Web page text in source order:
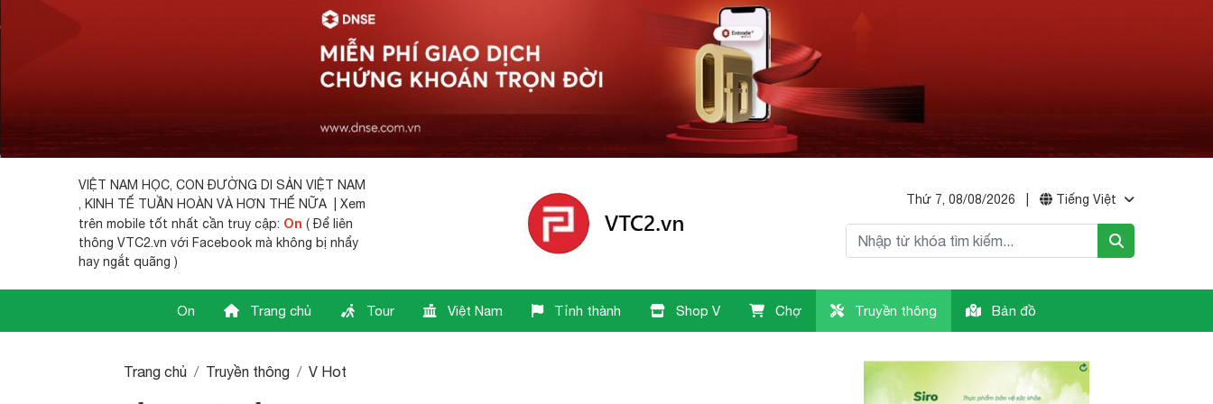
VIỆT NAM HỌC, CON ĐƯỜNG DI SẢN VIỆT NAM
, KINH TẾ TUẦN HOÀN VÀ HƠN THẾ NỮA | Xem
trên mobile tốt nhất cần truy cập: On ( Để liên
thông VTC2.vn với Facebook mà không bị nhẩy
hay ngắt quãng )
Thứ 7, 08/08/2026 Tiếng Việt
On Trang chủ Tour Việt Nam Tỉnh thành Shop V Chợ Truyền thông Bản đồ
Trang chủ Truyền thông V Hot